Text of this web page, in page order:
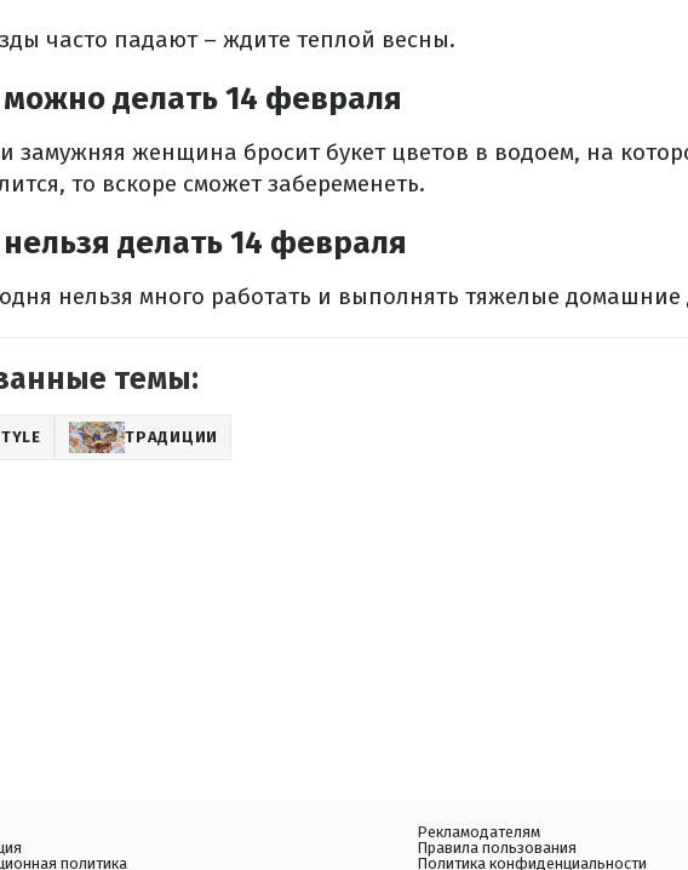
часто падают – ждите теплой весны.
делать 14 февраля
замужняя женщина бросит букет цветов в водоем, на
то вскоре сможет забеременеть.
делать 14 февраля
нельзя много работать и выполнять тяжелые домашние
темы:
ТРАДИЦИИ
политика
Рекламодателям
Правила пользования
Политика конфиденциальности